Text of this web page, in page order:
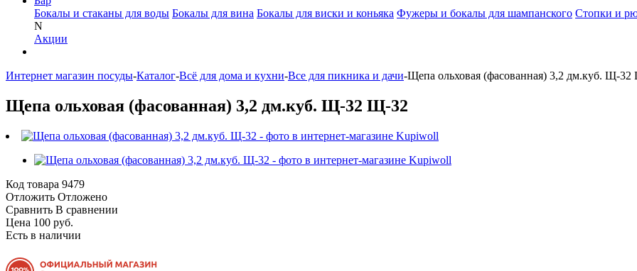
Бокалы и стаканы для воды Бокалы для вина Бокалы для виски и коньяка Фужеры и бокалы для шампанского Стопки и
N
Акции
Интернет магазин посуды-Каталог-Всё для дома и кухни-Все для пикника и дачи-Щепа ольховая (фасованная) 3,2 дм.куб. Щ-
Щепа ольховая (фасованная) 3,2 дм.куб. Щ-32 Щ-32
Код товара 9479
Отложить Отложено
Сравнить В сравнении
Цена 100 руб.
Есть в наличии